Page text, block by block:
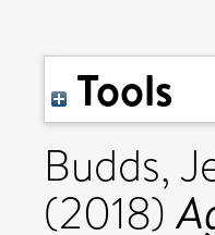
Tools
Budds,
(2018)